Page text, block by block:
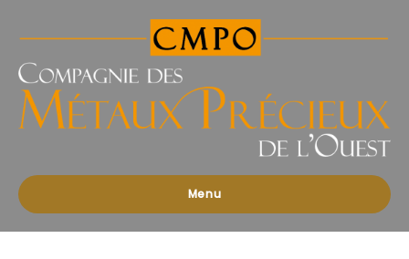
des
Précieux
l'Ouest
Menu